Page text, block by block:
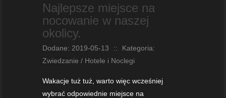
Najlepsze miejsce na
nocowanie w naszej
okolicy.
Dodane: 2019-05-13 ::
Kategoria:
Zwiedzanie / Hotele i Noclegi
Wakacje tuż tuż, warto więc wcześniej
wybrać odpowiednie miejsce na